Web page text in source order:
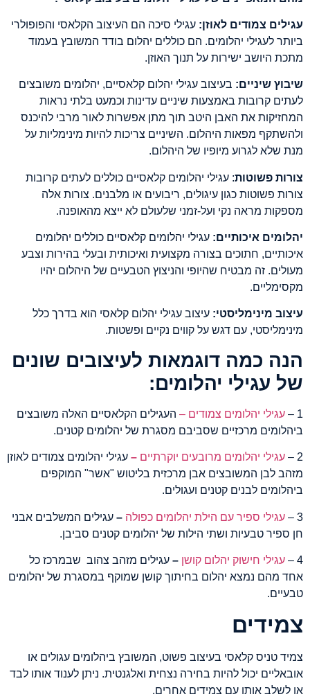
עגילים צמודים לאוזן: עגילי סיכה הם העיצוב הקלאסי והפופולרי
ביותר לעגילי יהלומים. הם כוללים יהלום בודד המשובץ בעמוד
מתכת היושב ישירות על תנוך האוזן.
שיבוץ שיניים: בעיצוב עגילי יהלום קלאסיים, יהלומים משובצים
לעתים קרובות באמצעות שיניים עדינות וכמעט בלתי נראות
המחזיקות את האבן היטב תוך מתן אפשרות לאור מרבי להיכנס
ולהשתקף מפאות היהלום. השיניים צריכות להיות מינימליות על
מנת שלא לגרוע מיופיו של היהלום.
צורות פשוטות: עגילי יהלומים קלאסיים כוללים לעתים קרובות
צורות פשוטות כגון עיגולים, ריבועים או מלבנים. צורות אלה
מספקות מראה נקי ועל-זמני שלעולם לא ייצא מהאופנה.
יהלומים איכותיים: עגילי יהלומים קלאסיים כוללים יהלומים
איכותיים, חתוכים בצורה מקצועית ואיכותית ובעלי בהירות וצבע
מעולים. זה מבטיח שהיופי והניצוץ הטבעיים של היהלום יהיו
מקסימליים.
עיצוב מינימליסטי: עיצוב עגילי יהלום קלאסי הוא בדרך כלל
מינימליסטי, עם דגש על קווים נקיים ופשטות.
הנה כמה דוגמאות לעיצובים שונים
של עגילי יהלומים:
1 – עגילי יהלומים צמודים – העגילים הקלאסיים האלה משובצים
ביהלומים מרכזיים שסביבם מסגרת של יהלומים קטנים.
2 – עגילי יהלומים מרובעים יוקרתיים – עגילי יהלומים צמודים לאוזן
מזהב לבן המשובצים אבן מרכזית בליטוש "אשר" המוקפים
ביהלומים לבנים קטנים ועגולים.
3 – עגילי ספיר עם הילת יהלומים כפולה – עגילים המשלבים אבני
חן ספיר טבעיות ושתי הילות של יהלומים קטנים סביבן.
4 – עגילי חישוק יהלום קושן – עגילים מזהב צהוב שבמרכז כל
אחד מהם נמצא יהלום בחיתוך קושן שמוקף במסגרת של יהלומים
טבעיים.
צמידים
צמיד טניס קלאסי בעיצוב פשוט, המשובץ ביהלומים עגולים או
אובאליים יכול להיות בחירה נצחית ואלגנטית. ניתן לענוד אותו לבד
או לשלב אותו עם צמידים אחרים.